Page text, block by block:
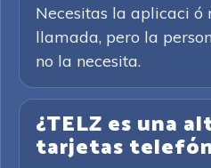
Necesitas la aplicaci
llamada, pero la
no la necesita.
¿TELZ es una
tarjetas